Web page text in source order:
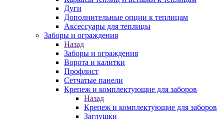
Дуги
Дополнительные опции к теплицам
Аксессуары для теплицы
Заборы и ограждения
Назад
Заборы и ограждения
Ворота и калитки
Профлист
Сетчатые панели
Крепеж и комплектующие для заборов
Назад
Крепеж и комплектующие для заборов
Заглушки